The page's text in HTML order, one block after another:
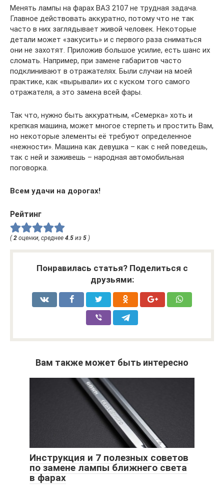
Менять лампы на фарах ВАЗ 2107 не трудная задача.
Главное действовать аккуратно, потому что не так
часто в них заглядывает живой человек. Некоторые
детали может «закусить» и с первого раза сниматься
они не захотят. Приложив большое усилие, есть шанс их
сломать. Например, при замене габаритов часто
подклинивают в отражателях. Были случаи на моей
практике, как «вырывали» их с куском того самого
отражателя, а это замена всей фары.
Так что, нужно быть аккуратным, «Семерка» хоть и
крепкая машина, может многое стерпеть и простить Вам,
но некоторые элементы её требуют определенное
«нежности». Машина как девушка – как с ней поведешь,
так с ней и заживешь – народная автомобильная
поговорка.
Всем удачи на дорогах!
Рейтинг
( 2 оценки, среднее 4.5 из 5 )
Понравилась статья? Поделиться с
друзьями:
Вам также может быть интересно
Инструкция и 7 полезных советов
по замене лампы ближнего света
в фарах